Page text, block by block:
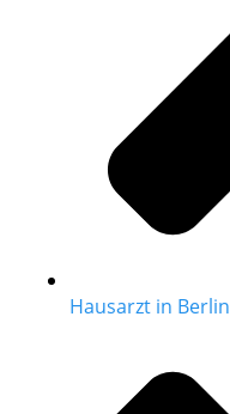
Hausarzt in Berlin